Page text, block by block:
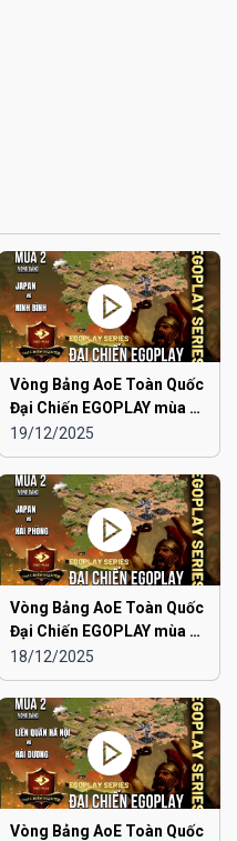
Vòng Bảng AoE Toàn Quốc
Đại Chiến EGOPLAY mùa 2 |
Japan vs Ninh Bình
19/12/2025
Vòng Bảng AoE Toàn Quốc
Đại Chiến EGOPLAY mùa 2 |
Japan vs Hải Phòng
18/12/2025
Vòng Bảng AoE Toàn Quốc